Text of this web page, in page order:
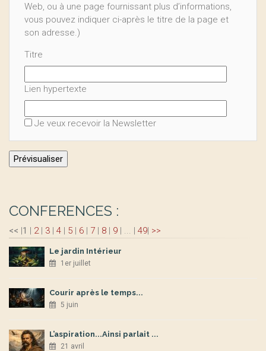
Web, ou à une page fournissant plus d’informations,
vous pouvez indiquer ci-après le titre de la page et
son adresse.)
Titre
Lien hypertexte
Je veux recevoir la Newsletter
CONFERENCES :
<< |1 | 2| 3 | 4 | 5 | 6 | 7 | 8 | 9 | ... | 49| >>
Le jardin Intérieur
1er juillet
Courir après le temps...
5 juin
L’aspiration...Ainsi parlait ...
21 avril